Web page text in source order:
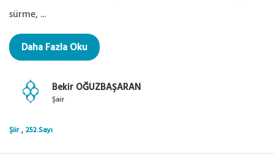
sürme, ...
Daha Fazla Oku
Bekir OĞUZBAŞARAN
Şair
Şiir , 252.Sayı